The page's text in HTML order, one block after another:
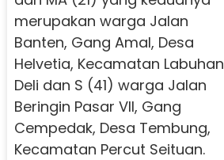
merupakan warga Jalan
Banten, Gang Amal, Desa
Helvetia, Kecamatan Labuhan
Deli dan S (41) warga Jalan
Beringin Pasar VII, Gang
Cempedak, Desa Tembung,
Kecamatan Percut Seituan.